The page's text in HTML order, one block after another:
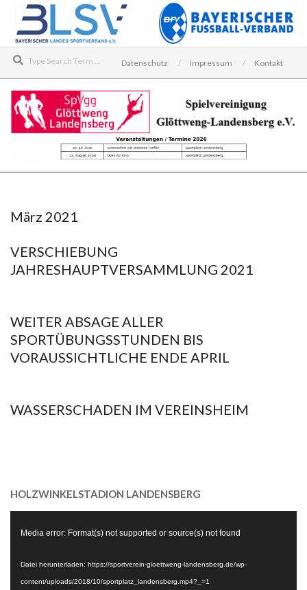
content
Datenschutz
Impressum Kontakt
SPIELVEREINIGUNG
LANDENSBERG
E.V.
MenuMärz 2021
VERSCHIEBUNG
JAHRESHAUPTVERSAMMLUNG 2021
31
WEITER ABSAGE ALLER
SPORTÜBUNGSSTUNDEN BIS
VORAUSSICHTLICHE ENDE APRIL
31
WASSERSCHADEN IM VEREINSHEIM
HOLZWINKELSTADION LANDENSBERG
Player
Media error: Format(s) not supported or source(s) not found
Datei herunterladen: https://sportverein-gloettweng-landensberg.de/wp-
content/uploads/2018/10/sportplatz_landensberg.mp4?_=1